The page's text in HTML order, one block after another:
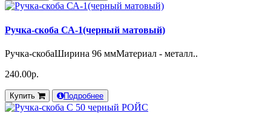
Ручка-скоба СА-1(черный матовый)
Ручка-скобаШирина 96 ммМатериал - металл..
240.00р.
Купить Подробнее